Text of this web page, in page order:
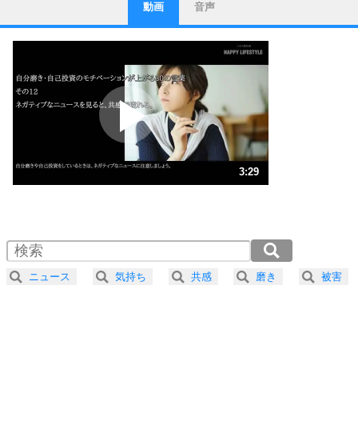
1
ストレス対策
他人と比べない。
いっそのこと、他人を見ない。
いらいらしない人になる30の方法
プラス思考
ポジティブになれない原因は、行動しないから。
ポジティブ思考になる30の方法
ストレス対策
人生、なんとかなるもの。
気楽に生きる30の方法
4 器の大きい人は、怒りを優しさで表現する。
動画 音声
3:29
2.0倍速 （410KB 1分44秒）
2.5倍速 （328KB 1分23秒）
3.0倍速 （274KB 1分9秒）
ニュース 気持ち 共感 磨き 被害